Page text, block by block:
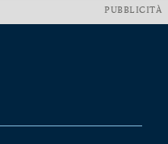
PUBBLICITÀ